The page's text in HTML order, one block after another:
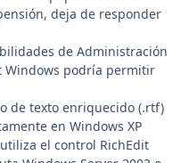
deja de responder
de Administración
Windows podría permitir
de texto enriquecido (.rtf)
en Windows XP
el control RichEdit